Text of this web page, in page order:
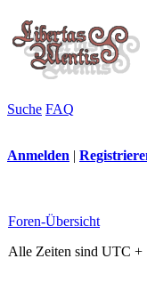
Suche FAQ
Anmelden |
Foren-Übersicht
Alle Zeiten sind UTC +